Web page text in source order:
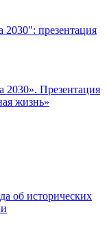
2030": презентация
2030». Презентация
жизнь»
об исторических